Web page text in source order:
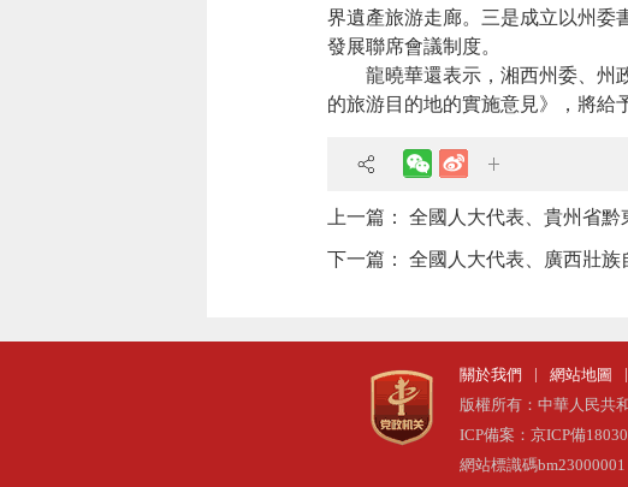
界遺產旅游走廊。三是成立以州委
發展聯席會議制度。
龍曉華還表示，湘西州委、州政
的旅游目的地的實施意見》，將給
上一篇： 全國人大代表、貴州省
下一篇： 全國人大代表、廣西壯族